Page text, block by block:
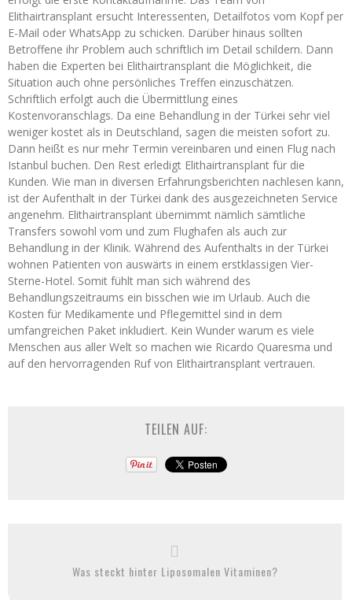
Elithairtransplant ersucht Interessenten, Detailfotos vom Kopf per
E-Mail oder WhatsApp zu schicken. Darüber hinaus sollten
Betroffene ihr Problem auch schriftlich im Detail schildern. Dann
haben die Experten bei Elithairtransplant die Möglichkeit, die
Situation auch ohne persönliches Treffen einzuschätzen.
Schriftlich erfolgt auch die Übermittlung eines
Kostenvoranschlags. Da eine Behandlung in der Türkei sehr viel
weniger kostet als in Deutschland, sagen die meisten sofort zu.
Dann heißt es nur mehr Termin vereinbaren und einen Flug nach
Istanbul buchen. Den Rest erledigt Elithairtransplant für die
Kunden. Wie man in diversen Erfahrungsberichten nachlesen kann,
ist der Aufenthalt in der Türkei dank des ausgezeichneten Service
angenehm. Elithairtransplant übernimmt nämlich sämtliche
Transfers sowohl vom und zum Flughafen als auch zur
Behandlung in der Klinik. Während des Aufenthalts in der Türkei
wohnen Patienten von auswärts in einem erstklassigen Vier-
Sterne-Hotel. Somit fühlt man sich während des
Behandlungszeitraums ein bisschen wie im Urlaub. Auch die
Kosten für Medikamente und Pflegemittel sind in dem
umfangreichen Paket inkludiert. Kein Wunder warum es viele
Menschen aus aller Welt so machen wie Ricardo Quaresma und
auf den hervorragenden Ruf von Elithairtransplant vertrauen.
TEILEN AUF:
Was steckt hinter Liposomalen Vitaminen?